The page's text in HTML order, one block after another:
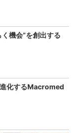
機会”を創出する
化するMacromed